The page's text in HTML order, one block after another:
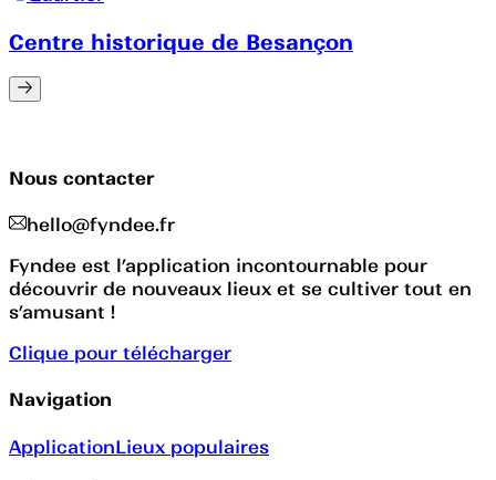
Centre historique de Besançon
Nous contacter
hello@fyndee.fr
Fyndee est l’application incontournable pour
découvrir de nouveaux lieux et se cultiver tout en
s’amusant !
Clique pour télécharger
Navigation
ApplicationLieux populaires